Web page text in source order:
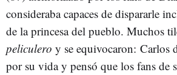
consideraba capaces de dispararle
de la princesa del pueblo. Muchos
peliculero y se equivocaron: Carlos
por su vida y pensó que los fans de